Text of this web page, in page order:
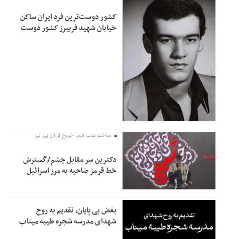
کشور دوست‌ترین فرد ایران ساکن
خیابان شهید فریبرز کشور دوست
ساخت بمب اتم، خروج از ان پی تی
دکترین سر مقابل چشم/گسترش
خط قرمز ضاحیه به مرز اسرائیل
بغض بی پایان، تقدیم به روح
شهدای مدرسه شجره طیبه میناب